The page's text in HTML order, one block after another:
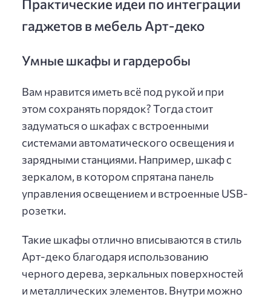
Практические идеи по интеграции
гаджетов в мебель Арт-деко
Умные шкафы и гардеробы
Вам нравится иметь всё под рукой и при
этом сохранять порядок? Тогда стоит
задуматься о шкафах с встроенными
системами автоматического освещения и
зарядными станциями. Например, шкаф с
зеркалом, в котором спрятана панель
управления освещением и встроенные USB-
розетки.
Такие шкафы отлично вписываются в стиль
Арт-деко благодаря использованию
черного дерева, зеркальных поверхностей
и металлических элементов. Внутри можно